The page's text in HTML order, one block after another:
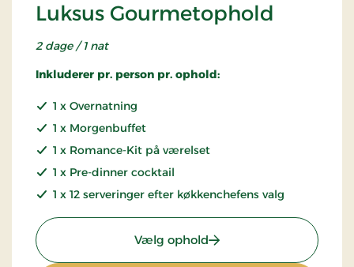
Luksus Gourmetophold
2 dage / 1 nat
Inkluderer pr. person pr. ophold:
1 x Overnatning
1 x Morgenbuffet
1 x Romance-Kit på værelset
1 x Pre-dinner cocktail
1 x 12 serveringer efter køkkenchefens valg
Vælg ophold: Luksus Gourmetophold